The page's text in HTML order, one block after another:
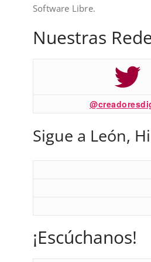
Software Libre.
Nuestras
Sigue a León,
¡Escúchanos!